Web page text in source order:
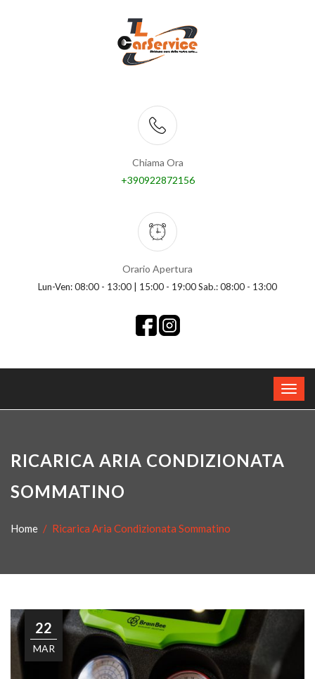
Chiama Ora
+390922872156
Orario Apertura
Lun-Ven: 08:00 - 13:00 | 15:00 - 19:00 Sab.: 08:00 - 13:00
RICARICA ARIA CONDIZIONATA
SOMMATINO
Home Ricarica Aria Condizionata Sommatino
22
MAR